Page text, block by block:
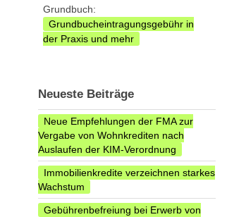
Grundbuch:
Grundbucheintragungsgebühr in
der Praxis und mehr
Neueste Beiträge
Neue Empfehlungen der FMA zur
Vergabe von Wohnkrediten nach
Auslaufen der KIM-Verordnung
Immobilienkredite verzeichnen starkes
Wachstum
Gebührenbefreiung bei Erwerb von